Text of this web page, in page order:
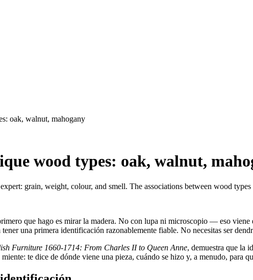
oak, walnut, mahogany
wood types: oak, walnut,
grain, weight, colour, and smell. The associations between wood
que hago es mirar la madera. No con lupa ni microscopio — eso
tener una primera identificación razonablemente fiable. No necesitas ser
Furniture 1660-1714: From Charles II to Queen Anne, demuestra que la
te dice de dónde viene una pieza, cuándo se hizo y, a menudo, para